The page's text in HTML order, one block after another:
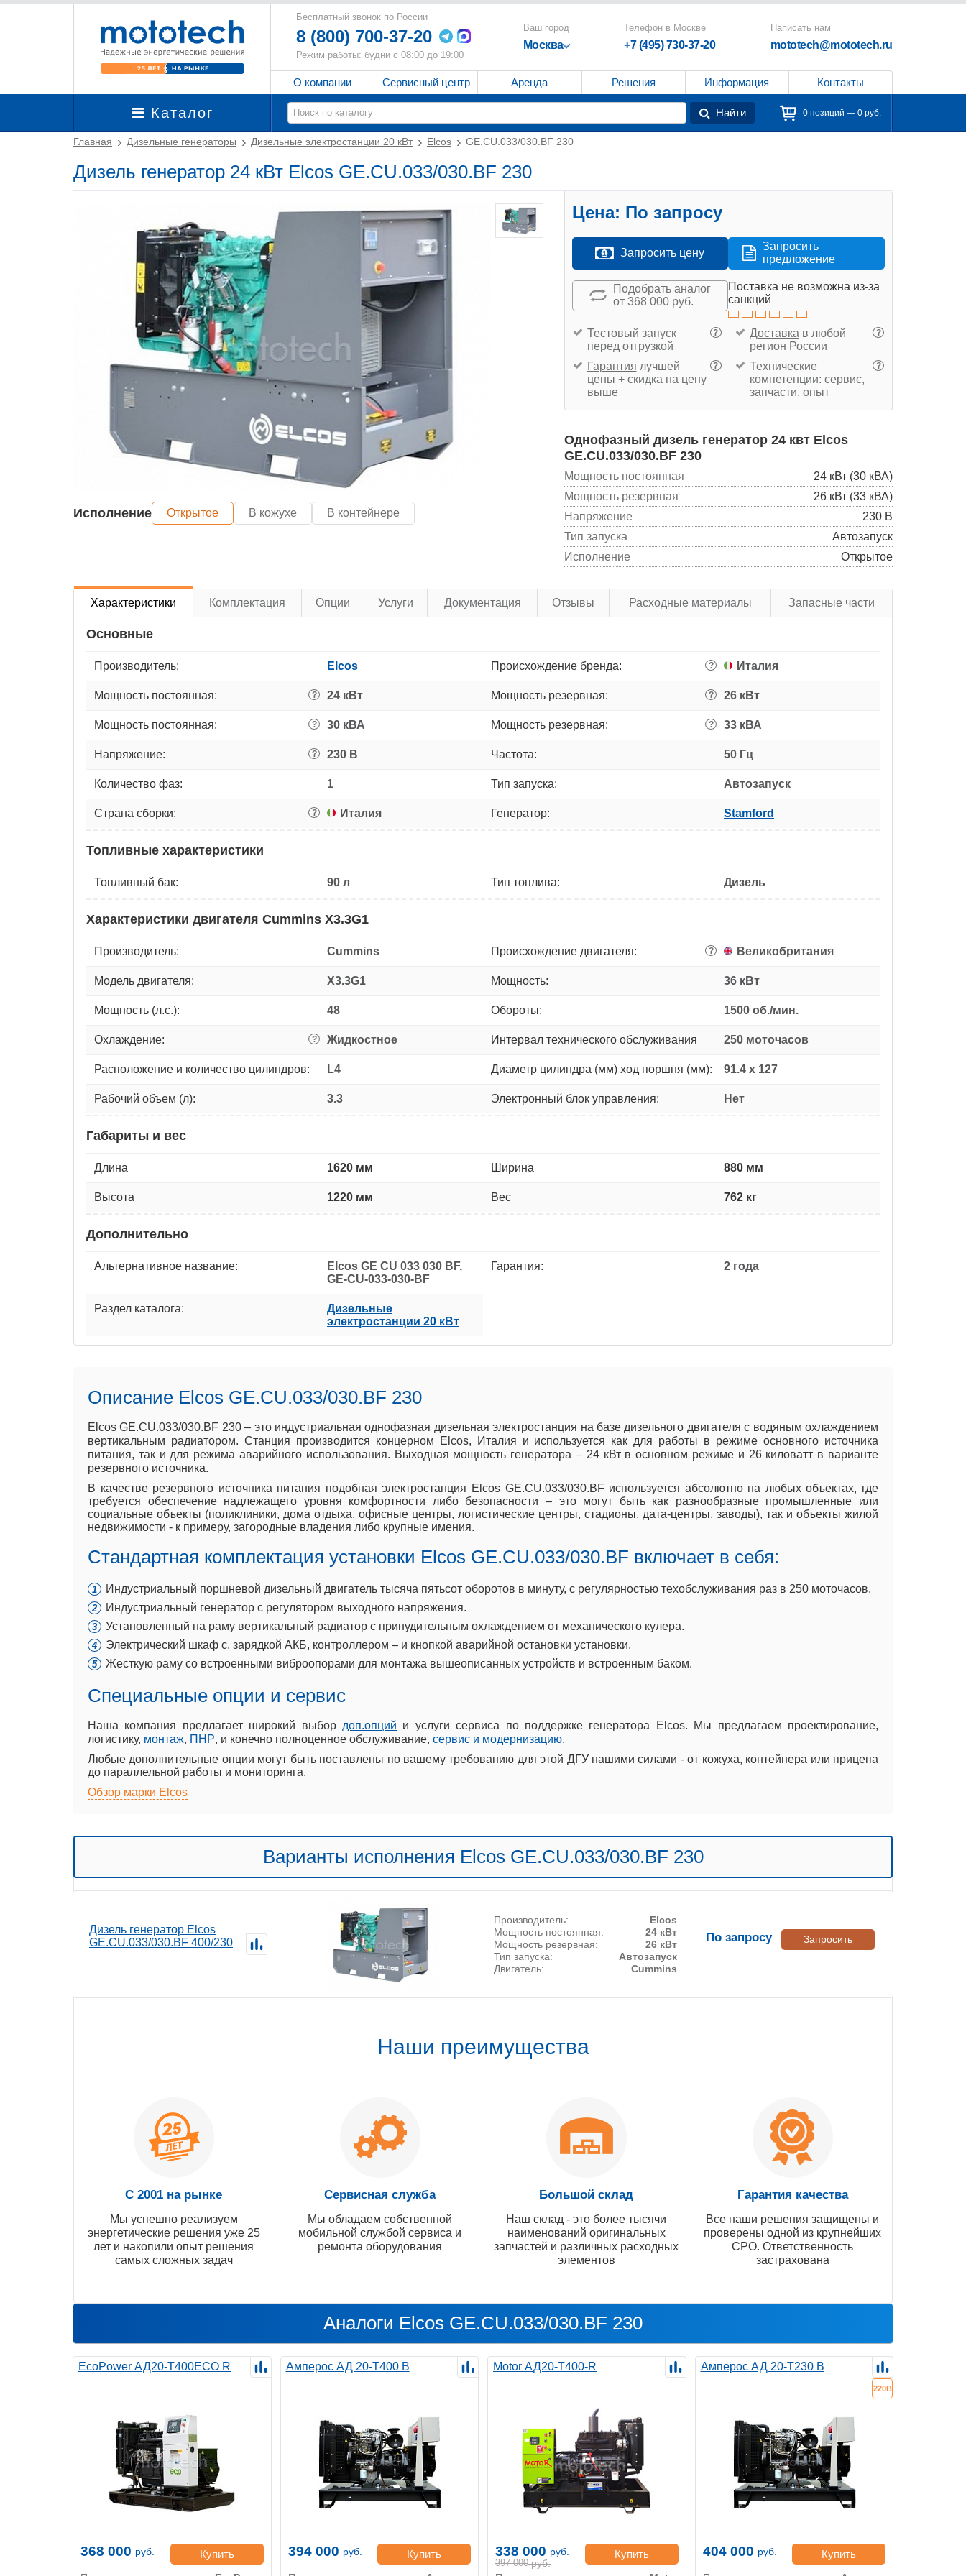
Бесплатный звонок по России
8 (800) 700-37-20
Режим работы: будни с 08:00 до 19:00
Ваш город
Москва
Телефон в Москве
+7 (495) 730-37-20
Написать нам
mototech@mototech.ru
О компании Сервисный центр Аренда Решения Информация Контакты
Каталог Найти 0 позиций — 0 руб.
Главная Дизельные генераторы Дизельные электростанции 20 кВт Elcos GE.CU.033/030.BF 230
Дизель генератор 24 кВт Elcos GE.CU.033/030.BF 230
Исполнение Открытое В кожухе В контейнере
Цена: По запросу
Запросить цену
Запросить
предложение
Подобрать аналог
от 368 000 руб.
Поставка не возможна из-за
санкций
?
Тестовый запуск
перед отгрузкой
?
Доставка в любой
регион России
?
Гарантия лучшей
цены + скидка на цену
выше
?
Технические
компетенции: сервис,
запчасти, опыт
Однофазный дизель генератор 24 квт Elcos
GE.CU.033/030.BF 230
Мощность постоянная
24 кВт (30 кВА)
Мощность резервная
26 кВт (33 кВА)
Напряжение
230 В
Тип запуска
Автозапуск
Исполнение
Открытое
Характеристики Комплектация Опции Услуги Документация Отзывы Расходные материалы Запасные части
Основные
Производитель: Elcos Происхождение бренда: ? Италия
Мощность постоянная: ? 24 кВт Мощность резервная: ? 26 кВт
Мощность постоянная: ? 30 кВА Мощность резервная: ? 33 кВА
Напряжение: ? 230 В Частота: 50 Гц
Количество фаз: 1 Тип запуска: Автозапуск
Страна сборки: ? Италия Генератор: Stamford
Топливные характеристики
Топливный бак: 90 л Тип топлива: Дизель
Характеристики двигателя Cummins X3.3G1
Производитель: Cummins Происхождение двигателя: ? Великобритания
Модель двигателя: X3.3G1 Мощность: 36 кВт
Мощность (л.с.): 48 Обороты: 1500 об./мин.
Охлаждение: ? Жидкостное Интервал технического обслуживания 250 моточасов
Расположение и количество цилиндров: L4 Диаметр цилиндра (мм) ход поршня (мм): 91.4 х 127
Рабочий объем (л): 3.3 Электронный блок управления: Нет
Габариты и вес
Длина 1620 мм Ширина 880 мм
Высота 1220 мм Вес 762 кг
Дополнительно
Альтернативное название:
Elcos GE CU 033 030 BF,
GE-CU-033-030-BF
Гарантия: 2 года
Раздел каталога:
Дизельные
электростанции 20 кВт
Описание Elcos GE.CU.033/030.BF 230
Elcos GE.CU.033/030.BF 230 – это индустриальная однофазная дизельная электростанция на базе дизельного двигателя с водяным охлаждением
вертикальным радиатором. Станция производится концерном Elcos, Италия и используется как для работы в режиме основного источника
питания, так и для режима аварийного использования. Выходная мощность генератора – 24 кВт в основном режиме и 26 киловатт в варианте
резервного источника.
В качестве резервного источника питания подобная электростанция Elcos GE.CU.033/030.BF используется абсолютно на любых объектах, где
требуется обеспечение надлежащего уровня комфортности либо безопасности – это могут быть как разнообразные промышленные или
социальные объекты (поликлиники, дома отдыха, офисные центры, логистические центры, стадионы, дата-центры, заводы), так и объекты жилой
недвижимости - к примеру, загородные владения либо крупные имения.
Стандартная комплектация установки Elcos GE.CU.033/030.BF включает в себя:
Индустриальный поршневой дизельный двигатель тысяча пятьсот оборотов в минуту, с регулярностью техобслуживания раз в 250 моточасов.
Индустриальный генератор с регулятором выходного напряжения.
Установленный на раму вертикальный радиатор с принудительным охлаждением от механического кулера.
Электрический шкаф с, зарядкой АКБ, контроллером – и кнопкой аварийной остановки установки.
Жесткую раму со встроенными виброопорами для монтажа вышеописанных устройств и встроенным баком.
Специальные опции и сервис
Наша компания предлагает широкий выбор доп.опций и услуги сервиса по поддержке генератора Elcos. Мы предлагаем проектирование,
логистику, монтаж, ПНР, и конечно полноценное обслуживание, сервис и модернизацию.
Любые дополнительные опции могут быть поставлены по вашему требованию для этой ДГУ нашими силами - от кожуха, контейнера или прицепа
до параллельной работы и мониторинга.
Обзор марки Elcos
Варианты исполнения Elcos GE.CU.033/030.BF 230
Дизель генератор Elcos
GE.CU.033/030.BF 400/230
Производитель:
Elcos
Мощность постоянная:
24 кВт
Мощность резервная:
26 кВт
Тип запуска:
Автозапуск
Двигатель:
Cummins
По запросу Запросить
Наши преимущества
С 2001 на рынке
Мы успешно реализуем
энергетические решения уже 25
лет и накопили опыт решения
самых сложных задач
Сервисная служба
Мы обладаем собственной
мобильной службой сервиса и
ремонта оборудования
Большой склад
Наш склад - это более тысячи
наименований оригинальных
запчастей и различных расходных
элементов
Гарантия качества
Все наши решения защищены и
проверены одной из крупнейших
СРО. Ответственность
застрахована
Аналоги Elcos GE.CU.033/030.BF 230
EcoPower АД20-T400ECO R
368 000 руб. Купить
Амперос АД 20-Т400 B
394 000 руб. Купить
Motor АД20-Т400-R
397 000 руб.
338 000 руб. Купить
Амперос АД 20-Т230 B
220В
404 000 руб. Купить